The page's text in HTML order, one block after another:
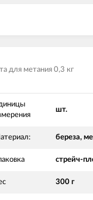
для метания 0,3 кг
шт.
береза,
стрейч-
300 г